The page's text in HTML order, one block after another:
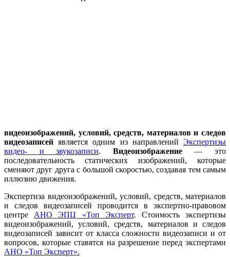
видеоизображений, условий, средств, материалов и следов
видеозаписейявляется одним из направленийЭкспертизы
видео- и звукозаписи. Видеоизображение— это
последовательность статических изображений, которые
сменяют друг друга с большой скоростью, создавая тем самым
иллюзию движения.
Экспертиза видеоизображений, условий, средств, материалов
и следов видеозаписей проводится в экспертно-правовом
центре АНО ЭПЦ «Топ Эксперт. Стоимость экспертизы
видеоизображений, условий, средств, материалов и следов
видеозаписей зависит от класса сложности видеозаписи и от
вопросов, которые ставятся на разрешение перед экспертами
АНО «Топ Эксперт».